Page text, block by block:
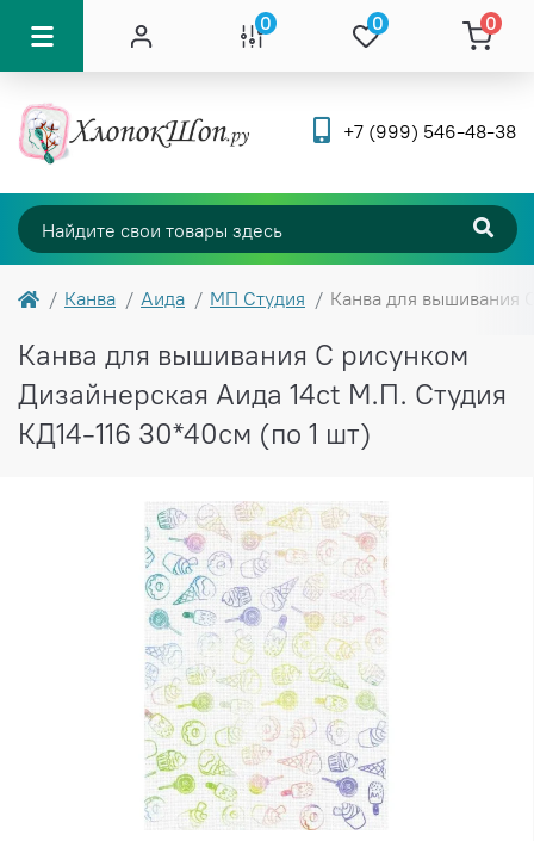
0 0 0
+7 (999) 546-48-38
Канва Аида МП Студия Канва для вышивания
Канва для вышивания С рисунком
Дизайнерская Аида 14ct М.П. Студия
КД14-116 30*40см (по 1 шт)